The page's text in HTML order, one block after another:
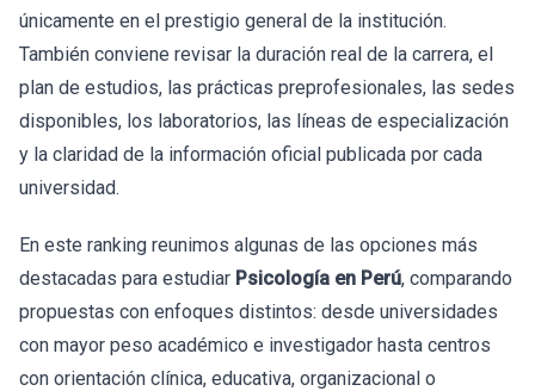
únicamente en el prestigio general de la institución.
También conviene revisar la duración real de la carrera, el
plan de estudios, las prácticas preprofesionales, las sedes
disponibles, los laboratorios, las líneas de especialización
y la claridad de la información oficial publicada por cada
universidad.
En este ranking reunimos algunas de las opciones más
destacadas para estudiar Psicología en Perú, comparando
propuestas con enfoques distintos: desde universidades
con mayor peso académico e investigador hasta centros
con orientación clínica, educativa, organizacional o